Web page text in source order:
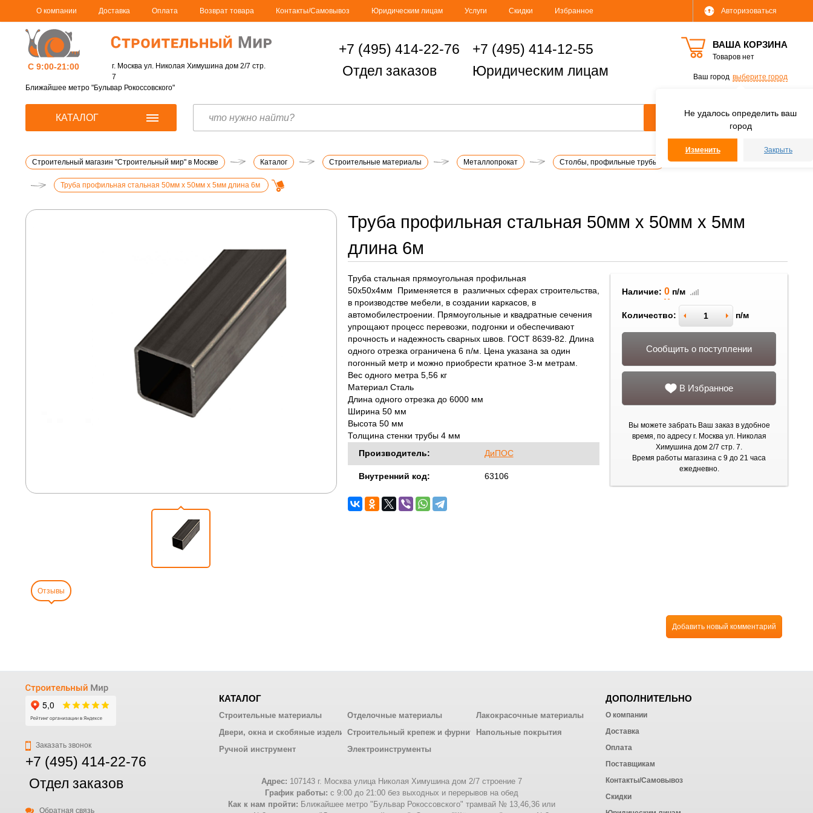
Не удалось определить ваш
город
Изменить Закрыть
Авторизоваться
О компании Доставка Оплата Возврат товара Контакты/Самовывоз Юридическим лицам Услуги Скидки Избранное
ВАША КОРЗИНА
Товаров нет
Ваш город выберите город
С 9:00-21:00
г. Москва ул. Николая Химушина дом 2/7 стр.
7
Ближайшее метро "Бульвар Рокоссовского"
+7 (495) 414-22-76
Отдел заказов
+7 (495) 414-12-55
Юридическим лицам
КАТАЛОГ
Строительный магазин "Строительный мир" в Москве Каталог Строительные материалы Металлопрокат Столбы, профильные трубы
Труба профильная стальная 50мм х 50мм х 5мм длина 6м
Труба профильная стальная 50мм х 50мм х 5мм
длина 6м
Труба стальная прямоугольная профильная
50х50х4мм Применяется в различных сферах строительства,
в производстве мебели, в создании каркасов, в
автомобилестроении. Прямоугольные и квадратные сечения
упрощают процесс перевозки, подгонки и обеспечивают
прочность и надежность сварных швов. ГОСТ 8639-82. Длина
одного отрезка ограничена 6 п/м. Цена указана за один
погонный метр и можно приобрести кратное 3-м метрам.
Вес одного метра 5,56 кг
Материал Сталь
Длина одного отрезка до 6000 мм
Ширина 50 мм
Высота 50 мм
Толщина стенки трубы 4 мм
Производитель:
ДиПОС
Внутренний код: 63106
Наличие: 0 п/м
Количество: п/м
Сообщить о поступлении
В Избранное
Вы можете забрать Ваш заказ в удобное
время, по адресу г. Москва ул. Николая
Химушина дом 2/7 стр. 7.
Время работы магазина с 9 до 21 часа
ежедневно.
Отзывы
Добавить новый комментарий
Заказать звонок
+7 (495) 414-22-76
Отдел заказов
Обратная связь
КАТАЛОГ
Строительные материалы Отделочные материалы
Лакокрасочные материалы
Двери, окна и скобяные изделияСтроительный крепеж и фурнитураНапольные покрытия
Ручной инструмент
Электроинструменты
Адрес: 107143 г. Москва улица Николая Химушина дом 2/7 строение 7
График работы: с 9:00 до 21:00 без выходных и перерывов на обед
Как к нам пройти: Ближайшее метро "Бульвар Рокоссовского" трамвай № 13,46,36 или
ДОПОЛНИТЕЛЬНО
О компании
Доставка
Оплата
Поставщикам
Контакты/Самовывоз
Скидки